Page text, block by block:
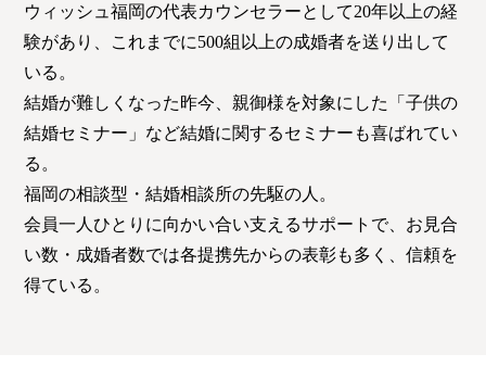
ウィッシュ福岡の代表カウンセラーとして20年以上の経
験があり、これまでに500組以上の成婚者を送り出して
いる。
結婚が難しくなった昨今、親御様を対象にした「子供の
結婚セミナー」など結婚に関するセミナーも喜ばれてい
る。
福岡の相談型・結婚相談所の先駆の人。
会員一人ひとりに向かい合い支えるサポートで、お見合
い数・成婚者数では各提携先からの表彰も多く、信頼を
得ている。